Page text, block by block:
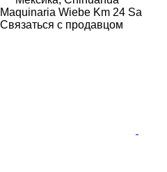
Maquinaria Wiebe Km 24 Sa
Связаться с продавцом